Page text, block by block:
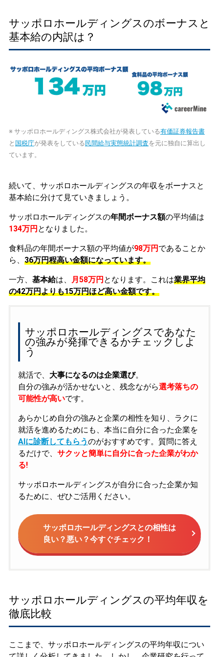
サッポロホールディングスのボーナスと
基本給の内訳は？
※ サッポロホールディングス株式会社が発表している有価証券報告書
と 国税庁が発表をしている 民間給与実態統計調査を元に独自に算出し
ています。
続いて、サッポロホールディングスの年収をボーナスと
基本給に分けて見ていきましょう。
サッポロホールディングスの年間ボーナス額の平均値は
134万円 となりました。
食料品の年間ボーナス額の平均値が98万円 であることか
ら、 36万円程高い金額になっています。
一方、 基本給は、 月58万円 となります。これは業界平均
の42万円よりも15万円ほど高い金額です。
サッポロホールディングスであなた
の強みが発揮できるかチェックしよ
う
就活で、 大事になるのは企業選び。
自分の強みが活かせないと、残念ながら選考落ちの
可能性が高いです。
あらかじめ自分の強みと企業の相性を知り、ラクに
就活を進めるためにも、本当に自分に合った企業を
AIに診断してもらうのがおすすめです。質問に答え
るだけで、 サクッと簡単に自分に合った企業がわか
る!
サッポロホールディングスが自分に合った企業か知
るために、ぜひご活用ください。
サッポロホールディングスとの相性は
良い？悪い？今すぐチェック！
サッポロホールディングスの平均年収を
徹底比較
ここまで、サッポロホールディングスの平均年収につい